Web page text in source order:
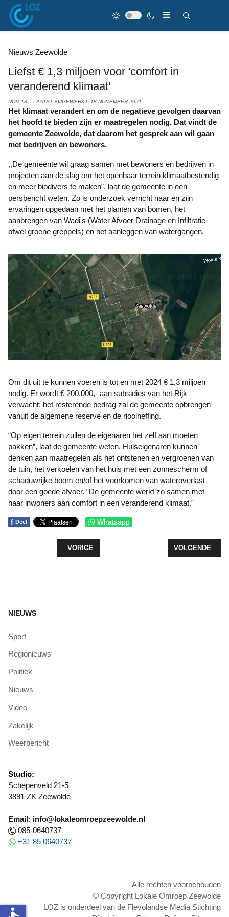
Nieuws Zeewolde
Liefst € 1,3 miljoen voor 'comfort in
veranderend klimaat'
NOV 18 LAATST BIJGEWERKT: 18 NOVEMBER 2021
Het klimaat verandert en om de negatieve gevolgen daarvan
het hoofd te bieden zijn er maatregelen nodig. Dat vindt de
gemeente Zeewolde, dat daarom het gesprek aan wil gaan
met bedrijven en bewoners.
,,De gemeente wil graag samen met bewoners en bedrijven in
projecten aan de slag om het openbaar terrein klimaatbestendig
en meer biodivers te maken”, laat de gemeente in een
persbericht weten. Zo is onderzoek verricht naar en zijn
ervaringen opgedaan met het planten van bomen, het
aanbrengen van Wadi's (Water Afvoer Drainage en Infiltratie
ofwel groene greppels) en het aanleggen van watergangen.
Om dit uit te kunnen voeren is tot en met 2024 € 1,3 miljoen
nodig. Er wordt € 200.000,- aan subsidies van het Rijk
verwacht; het resterende bedrag zal de gemeente opbrengen
vanuit de algemene reserve en de rioolheffing.
“Op eigen terrein zullen de eigenaren het zelf aan moeten
pakken”, laat de gemeente weten. Huiseigenaren kunnen
denken aan maatregelen als het ontstenen en vergroenen van
de tuin, het verkoelen van het huis met een zonnescherm of
schaduwrijke boom en/of het voorkomen van wateroverlast
door een goede afvoer. “De gemeente werkt zo samen met
haar inwoners aan comfort in een veranderend klimaat.”
f Deel Whatsapp
VORIG ARTIKEL: BEROEP TEGEN ZONNEPARK
VORIGE VOLGENDE
VOLGENDE
NIEUWS
Sport
Regionieuws
Politiek
Nieuws
Video
Zakelijk
Weerbericht
Studio:
Schepenveld 21-5
3891 ZK Zeewolde
Email: info@lokaleomroepzeewolde.nl
085-0640737
+31 85 0640737
Alle rechten voorbehouden
© Copyright Lokale Omroep Zeewolde
LOZ is onderdeel van de Flevolandse Media Stichting